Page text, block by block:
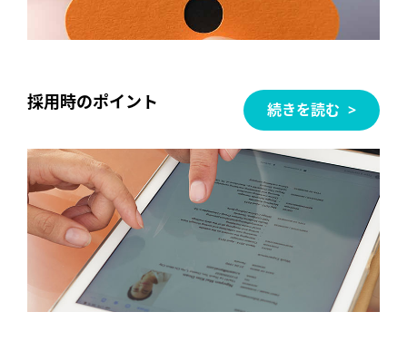
採用時のポイント 続きを読む